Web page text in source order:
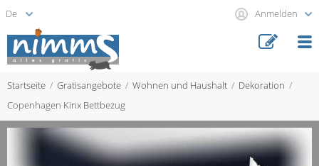
Anmelden
Startseite Gratisangebote Wohnen und Haushalt
Dekoration
Copenhagen Kinx Bettbezug